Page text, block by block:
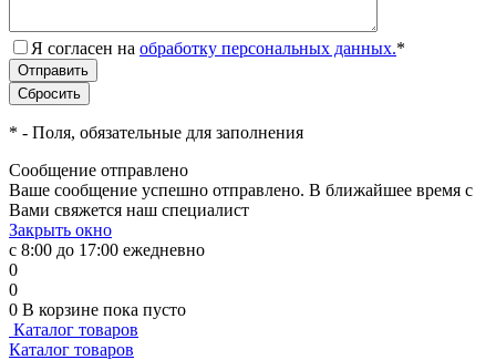
Я согласен на обработку персональных данных.*
* - Поля, обязательные для заполнения
Сообщение отправлено
Ваше сообщение успешно отправлено. В ближайшее время с
Вами свяжется наш специалист
Закрыть окно
с 8:00 до 17:00 ежедневно
0
0
0 В корзине пока пусто
Каталог товаров
Каталог товаров